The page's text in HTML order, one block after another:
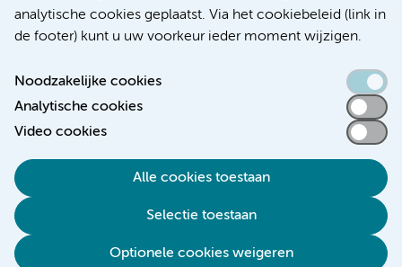
analytische cookies geplaatst. Via het cookiebeleid (link in
de footer) kunt u uw voorkeur ieder moment wijzigen.
Noodzakelijke cookies
Analytische cookies
Video cookies
Alle cookies toestaan
Selectie toestaan
Optionele cookies weigeren
Toegankelijkheidsverklaring
Responsible disclosure
Disclaimer